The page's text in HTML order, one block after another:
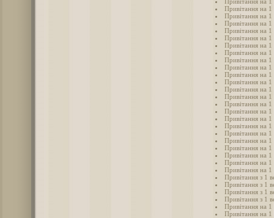
Привітання на 1
Привітання на 1
Привітання на 1
Привітання на 1
Привітання на 1
Привітання на 1
Привітання на 1
Привітання на 1
Привітання на 1
Привітання на
Привітання на 1
Привітання на 1
Привітання на 1
Привітання на 1
Привітання на 1
Привітання на
Привітання на 1
Привітання на 1
Привітання на 1
Привітання на 1
Привітання на 1
Привітання на 1
Привітання на 1
Привітання з 1
Привітання з 1
Привітання з 1
Привітання з 1
Привітання на 1
Привітання на 1